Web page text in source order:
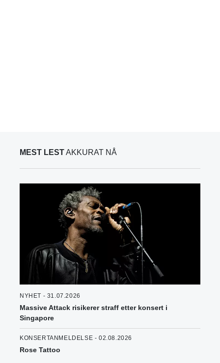
MEST LESTAKKURAT NÅ
NYHET - 31.07.2026
Massive Attack risikerer straff etter konsert i
Singapore
KONSERTANMELDELSE - 02.08.2026
Rose Tattoo